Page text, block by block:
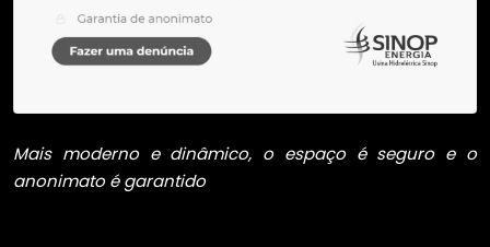
Mais moderno e dinâmico, o espaço é seguro e o
anonimato é garantido